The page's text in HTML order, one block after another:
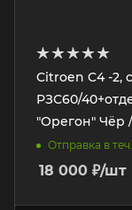
Citroen C4 -2,
РЗС60/
"Орегон" Чёр
Отправка в
18 000 ₽/шт